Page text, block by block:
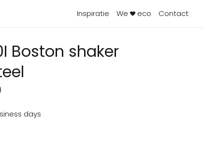
Inspiratie We eco Contact
Boston shaker
days